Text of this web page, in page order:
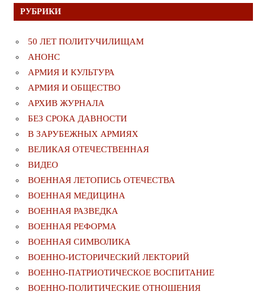
РУБРИКИ
50 ЛЕТ ПОЛИТУЧИЛИЩАМ
АНОНС
АРМИЯ И КУЛЬТУРА
АРМИЯ И ОБЩЕСТВО
АРХИВ ЖУРНАЛА
БЕЗ СРОКА ДАВНОСТИ
В ЗАРУБЕЖНЫХ АРМИЯХ
ВЕЛИКАЯ ОТЕЧЕСТВЕННАЯ
ВИДЕО
ВОЕННАЯ ЛЕТОПИСЬ ОТЕЧЕСТВА
ВОЕННАЯ МЕДИЦИНА
ВОЕННАЯ РАЗВЕДКА
ВОЕННАЯ РЕФОРМА
ВОЕННАЯ СИМВОЛИКА
ВОЕННО-ИСТОРИЧЕСКИЙ ЛЕКТОРИЙ
ВОЕННО-ПАТРИОТИЧЕСКОЕ ВОСПИТАНИЕ
ВОЕННО-ПОЛИТИЧЕСКИE ОТНОШЕНИЯ